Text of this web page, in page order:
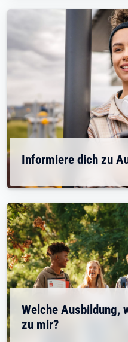
Informiere dich zu
Welche Ausbildung,
zu mir?